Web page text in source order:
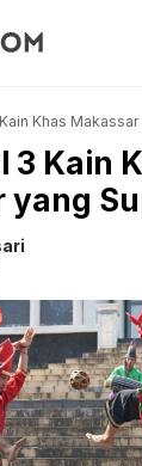
Khas
3 Kain
yang